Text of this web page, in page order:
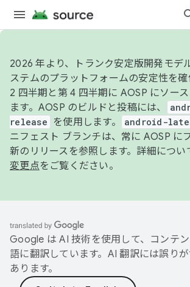
2026 年より、トランク安定版開発モデ
ステムのプラットフォームの安定性を
2 四半期と第 4 四半期に AOSP にソー
ます。AOSP のビルドと投稿には、
release
を使用します。 android-
ニフェスト ブランチは、常に AOSP に
新のリリースを参照します。詳細につい
変更点をご覧ください。
Google は AI 技術を使用して、コンテ
語に翻訳しています。AI 翻訳には誤り
あります。